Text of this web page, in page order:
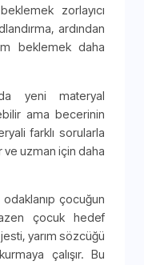
zorlayıcı
ardından
beklemek daha
yeni materyal
ama becerinin
farklı sorularla
ve uzman için daha
çocuğun
çocuk hedef
yarım sözcüğü
çalışır. Bu